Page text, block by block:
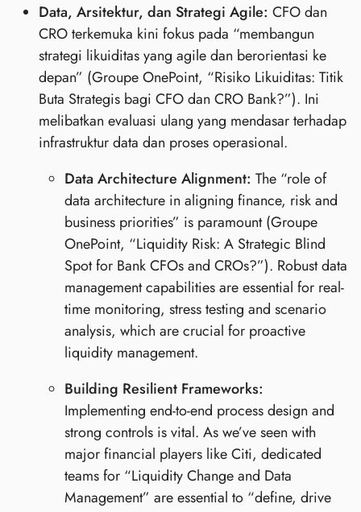
Data, Arsitektur, dan Strategi Agile: CFO dan
CRO terkemuka kini fokus pada “membangun
strategi likuiditas yang agile dan berorientasi ke
depan” (Groupe OnePoint, “Risiko Likuiditas: Titik
Buta Strategis bagi CFO dan CRO Bank?”). Ini
melibatkan evaluasi ulang yang mendasar terhadap
infrastruktur data dan proses operasional.
Data Architecture Alignment: The “role of
data architecture in aligning finance, risk and
business priorities” is paramount (Groupe
OnePoint, “Liquidity Risk: A Strategic Blind
Spot for Bank CFOs and CROs?”). Robust data
management capabilities are essential for real-
time monitoring, stress testing and scenario
analysis, which are crucial for proactive
liquidity management.
Building Resilient Frameworks:
Implementing end-to-end process design and
strong controls is vital. As we’ve seen with
major financial players like Citi, dedicated
teams for “Liquidity Change and Data
Management” are essential to “define, drive